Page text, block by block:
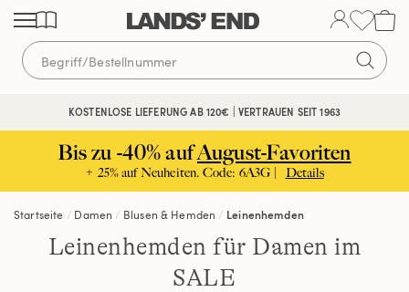
Direkt
zum
Inhalt
Direkt
zur
Navigation
Direkt
zur
Suche
KOSTENLOSE LIEFERUNG AB 120€ | VERTRAUEN SEIT 1963
Bis zu -40% aufAugust-Favoriten
+ 25% auf Neuheiten. Code: 6A3G | Details
Startseite Damen Blusen & Hemden Leinenhemden
Leinenhemden für Damen im
SALE